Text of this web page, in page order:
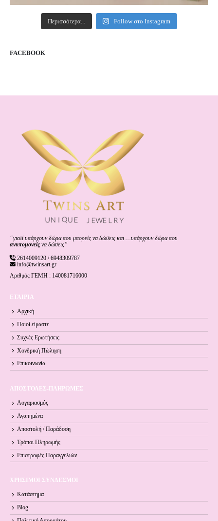
Περισσότερα... Follow στο Instagram
FACEBOOK
“γιατί υπάρχουν δώρα που μπορείς να δώσεις και …υπάρχουν δώρα που
ανυπομονείςνα δώσεις”
2614009120 / 6948309787
info@twinsart.gr
Αριθμός ΓΕΜΗ : 140081716000
ΕΤΑΙΡΙΑ
Αρχική
Ποιοί είμαστε
Συχνές Ερωτήσεις
Χονδρική Πώληση
Επικοινωνία
ΑΠΟΣΤΟΛΕΣ-ΠΛΗΡΩΜΕΣ
Λογαριασμός
Αγαπημένα
Αποστολή / Παράδοση
Τρόποι Πληρωμής
Επιστροφές Παραγγελιών
ΧΡΗΣΙΜΟΙ ΣΥΝΔΕΣΜΟΙ
Κατάστημα
Blog